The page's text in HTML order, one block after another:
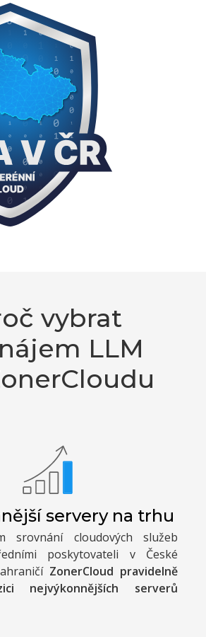
vybrat
LLM
servery na trhu
srovnání cloudových služeb
poskytovateli v České
ZonerCloud pravidelně
nejvýkonnějších serverů